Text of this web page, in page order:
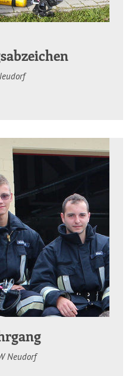
Neudorf